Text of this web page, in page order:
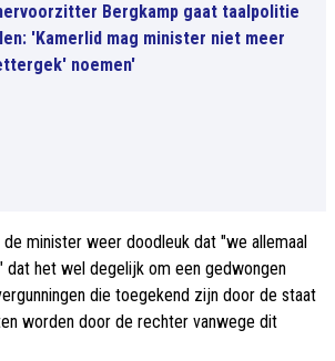
Bergkamp gaat taalpolitie
'Kamerlid mag minister niet meer
noemen'
minister weer doodleuk dat "we allemaal
dat het wel degelijk om een gedwongen
die toegekend zijn door de staat
worden door de rechter vanwege dit